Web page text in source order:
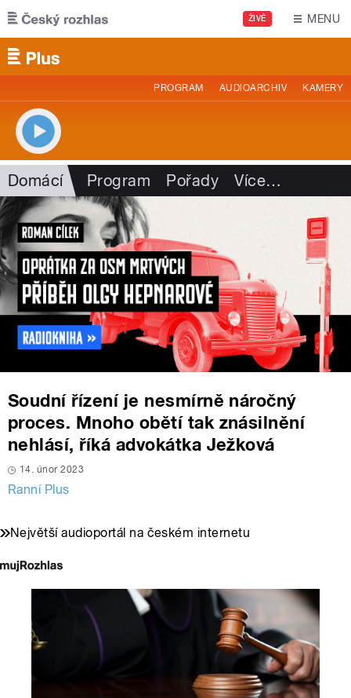
Přejít k hlavnímu obsahu
ŽIVĚ MENU
PROGRAM AUDIOARCHIV KAMERY
Domácí Program Pořady Více…
Soudní řízení je nesmírně náročný
proces. Mnoho obětí tak znásilnění
nehlásí, říká advokátka Ježková
14. únor 2023
Ranní Plus
Největší audioportál na českém internetu